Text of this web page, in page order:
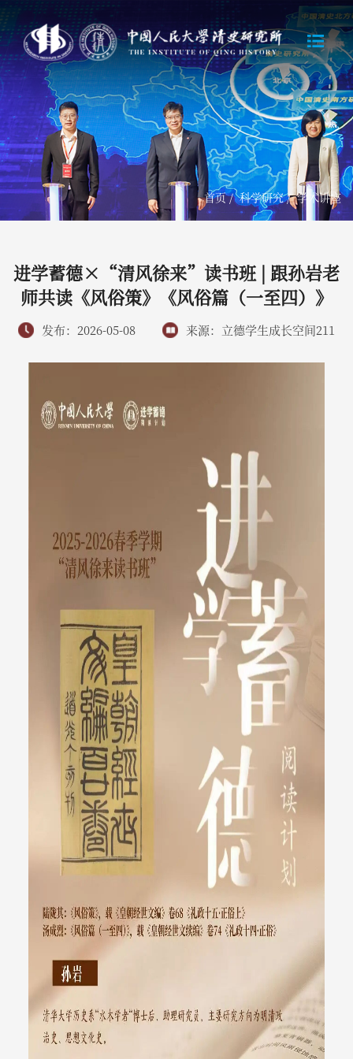
首页/科学研究/学术讲座
进学蓄德×“清风徐来”读书班 | 跟孙岩老
师共读《风俗策》《风俗篇（一至四）》
发布：2026-05-08 来源：立德学生成长空间211